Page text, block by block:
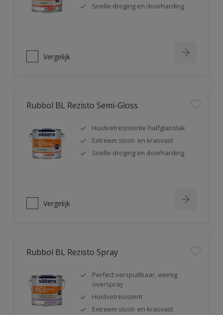
Snelle droging en doorharding
Vergelijk
Rubbol BL Rezisto Semi-Gloss
Huidvetresistente halfglanslak
Extreem stoot- en krasvast
Snelle droging en doorharding
Vergelijk
Rubbol BL Rezisto Spray
Perfect verspuitbaar, weinig
overspray
Huidvetresistent
Extreem stoot- en krasvast